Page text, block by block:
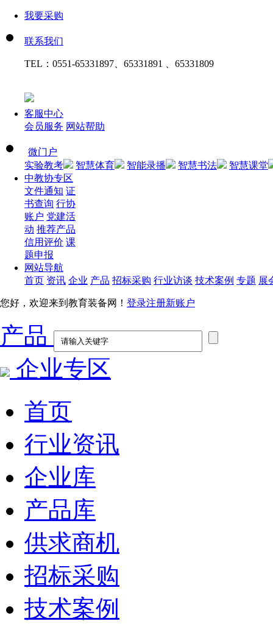
我要采购
联系我们
TEL： 0551-65331897、65331891 、65331809
客服中心
会员服务 网站帮助
微门户
实验教考
智慧体育 智能录播 智慧书法
智慧课堂
中教协专区
文件通知 证
书查询 行协
账户 党建活
动 推荐产品
信用评价 课
题申报
网站导航
首页 资讯 企业 产品 招标采购 行业访谈 技术案例 专题 展
您好，欢迎来到教育装备网！ 登录注册新账户
产品
企业专区
首页
行业资讯
企业库
产品库
供求商机
招标采购
技术案例